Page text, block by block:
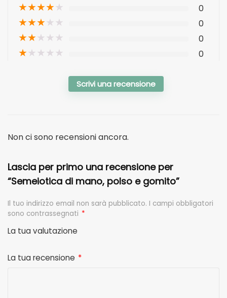
★★★★★ 0
★★★★ ★ 0
★★★ ★ ★ 0
★★ ★ ★ ★ 0
Scrivi una recensione
Non ci sono recensioni ancora.
Lascia per primo una recensione per
“Semeiotica di mano, polso e gomito”
Il tuo indirizzo email non sarà pubblicato. I campi obbligatori
sono contrassegnati *
La tua valutazione
La tua recensione *